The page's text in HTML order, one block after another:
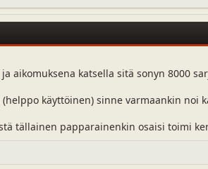
aikomuksena katsella sitä sonyn 8000
käyttöinen) sinne varmaankin noi
tällainen papparainenkin osaisi toimi